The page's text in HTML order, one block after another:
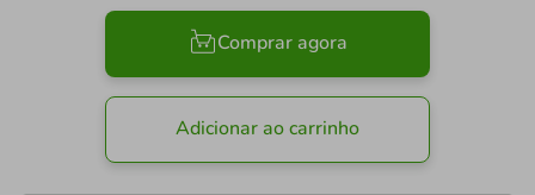
Comprar agora
Adicionar ao carrinho